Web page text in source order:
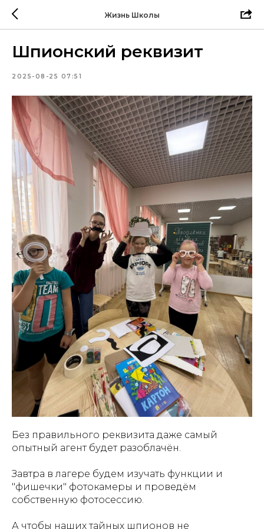
Жизнь Школы
Шпионский реквизит
2025-08-25 07:51
Без правильного реквизита даже самый
опытный агент будет разоблачён.
Завтра в лагере будем изучать функции и
"фишечки" фотокамеры и проведём
собственную фотосессию.
А чтобы наших тайных шпионов не